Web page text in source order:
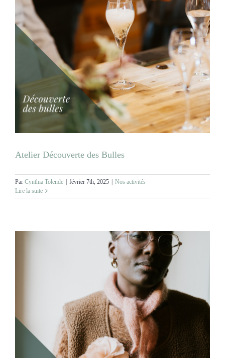
Atelier Découverte des Bulles
Par Cynthia Tolende février 7th, 2025
Nos activités
Lire la suite